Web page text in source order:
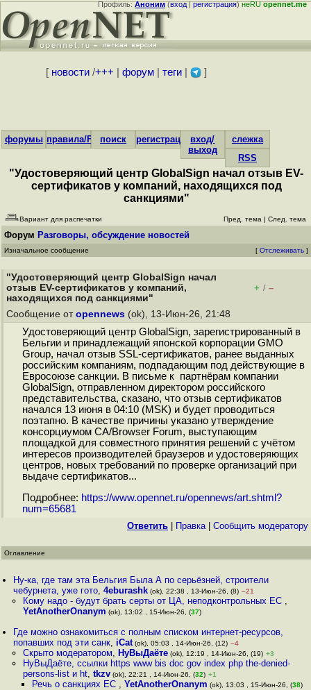
Профиль:Аноним(вход|регистрация)неRUopennet.me
[ новости/+++ форум| теги| ]
форумы правила/FAQпоиск регистрациявход/
выход
слежка
RSS
"Удостоверяющий центр GlobalSign начал отзыв EV-
сертификатов у компаний, находящихся под
санкциями"
Вариант для распечатки Пред. тема | След. тема
Форум Разговоры, обсуждение новостей
Изначальное сообщение [ Отслеживать ]
"Удостоверяющий центр GlobalSign начал
отзыв EV-сертификатов у компаний,
находящихся под санкциями"
+ / –
Сообщение от opennews (ok), 13-Июн-26, 21:48
Удостоверяющий центр GlobalSign, зарегистрированный в
Бельгии и принадлежащий японской корпорации GMO
Group, начал отзыв SSL-сертификатов, ранее выданных
российским компаниям, подпадающим под действующие в
Евросоюзе санкции. В письме к партнёрам компании
GlobalSign, отправленном директором российского
представительства, сказано, что отзыв сертификатов
начался 13 июня в 04:10 (MSK) и будет проводиться
поэтапно. В качестве причины указано утверждение
консорциумом CA/Browser Forum, выступающим
площадкой для совместного принятия решений с учётом
интересов производителей браузеров и удостоверяющих
центров, новых требований по проверке организаций при
выдаче сертификатов...
Подробнее: https://www.opennet.ru/opennews/art.shtml?
num=65681
Ответить Правка| Cообщить модератору
Оглавление
Ну-ка, где там эта Бельгия Была А по серьёзней, строители
чебурнета, уже гото,4eburashk (ok), 22:38 , 13-Июн-26, (8) –21
Кому надо - будут брать серты от ЦА, неподконтрольных ЕС ,
YetAnotherOnanym (ok), 13:02 , 15-Июн-26, (37)
Где можно ознакомиться с полным списком интернет-ресурсов,
попавших под эти санк, iCat (ok), 05:03 , 14-Июн-26, (12) –4
Скрыто модератором, НуВыДаёте(ok), 12:19 , 14-Июн-26, (19) +3
НуВыДаёте, ссылки https www bis doc gov index php the-denied-
persons-list и ht, tkzv(ok), 22:21 , 14-Июн-26, (32) +1
Речь о санкциях ЕС , YetAnotherOnanym (ok), 13:03 , 15-Июн-26, (38)